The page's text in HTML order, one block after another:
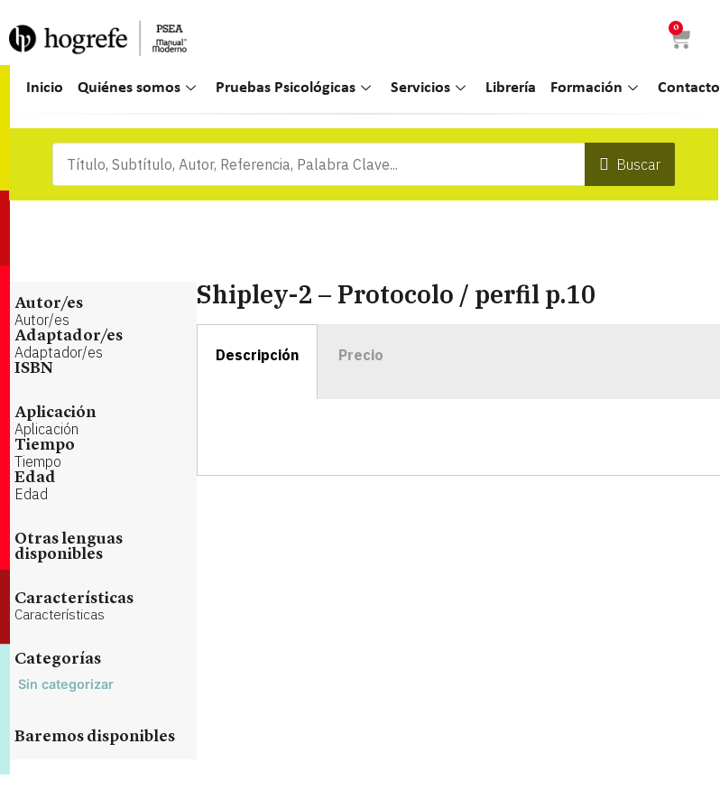
0
Inicio Quiénes somos Pruebas Psicológicas Servicios Librería Formación Contacto
Buscar
Autor/es
Autor/es
Adaptador/es
Adaptador/es
ISBN
Aplicación
Aplicación
Tiempo
Tiempo
Edad
Edad
Otras lenguas
disponibles
Características
Características
Categorías
Sin categorizar
Baremos disponibles
Shipley-2 – Protocolo / perfil p.10
Descripción Precio